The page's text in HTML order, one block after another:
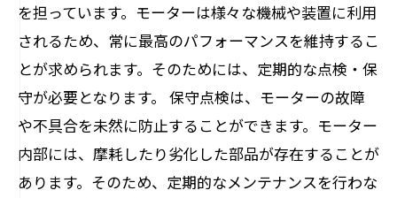
を担っています。モーターは様々な機械や装置に利用
されるため、常に最高のパフォーマンスを維持するこ
とが求められます。そのためには、定期的な点検・保
守が必要となります。 保守点検は、モーターの故障
や不具合を未然に防止することができます。モーター
内部には、摩耗したり劣化した部品が存在することが
あります。そのため、定期的なメンテナンスを行わな